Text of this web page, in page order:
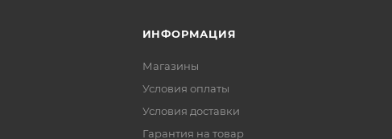
ИНФОРМАЦИЯ
Магазины
Условия оплаты
Условия доставки
Гарантия на товар